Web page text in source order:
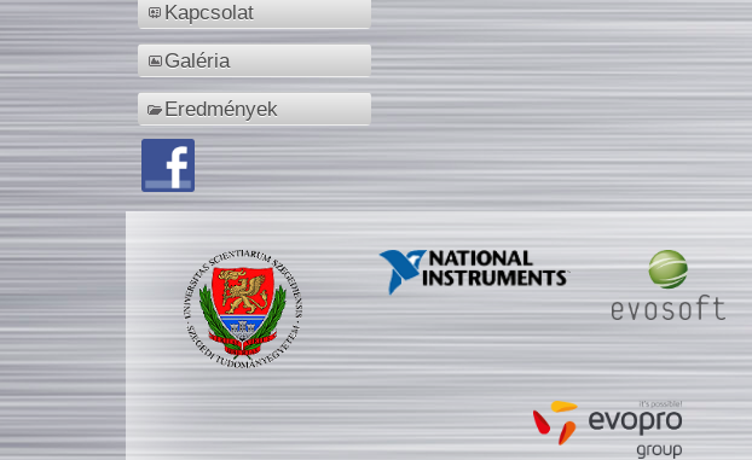
Kapcsolat
Galéria
Eredmények